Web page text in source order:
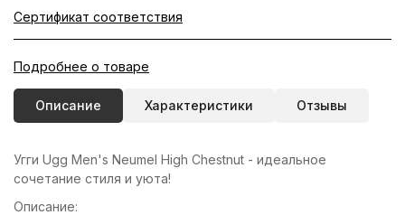
Сертификат соответствия
Подробнее о товаре
Описание Характеристики Отзывы
Угги Ugg Men's Neumel High Chestnut - идеальное
сочетание стиля и уюта!
Описание: